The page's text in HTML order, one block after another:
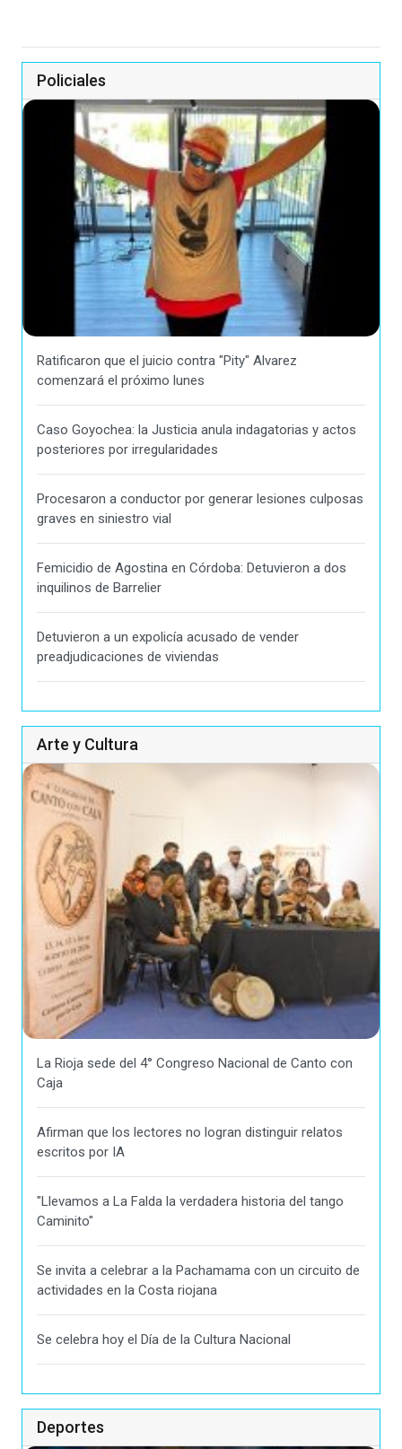
Policiales
Ratificaron que el juicio contra "Pity" Alvarez
comenzará el próximo lunes
Caso Goyochea: la Justicia anula indagatorias y actos
posteriores por irregularidades
Procesaron a conductor por generar lesiones culposas
graves en siniestro vial
Femicidio de Agostina en Córdoba: Detuvieron a dos
inquilinos de Barrelier
Detuvieron a un expolicía acusado de vender
preadjudicaciones de viviendas
Arte y Cultura
La Rioja sede del 4° Congreso Nacional de Canto con
Caja
Afirman que los lectores no logran distinguir relatos
escritos por IA
"Llevamos a La Falda la verdadera historia del tango
Caminito"
Se invita a celebrar a la Pachamama con un circuito de
actividades en la Costa riojana
Se celebra hoy el Día de la Cultura Nacional
Deportes